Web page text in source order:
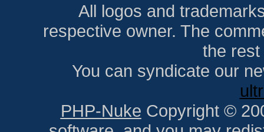
All logos and
respective owner. The
the
You can syndicate our
PHP-Nuke Copyright ©